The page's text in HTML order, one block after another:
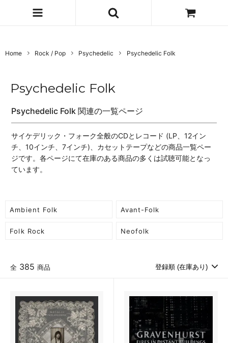
Home Rock / Pop Psychedelic Psychedelic Folk
Psychedelic Folk
Psychedelic Folk 関連の一覧ページ
サイケデリック・フォーク全般のCDとレコード (LP、12イン
チ、10インチ、7インチ)、カセットテープなどの商品一覧ペー
ジです。各ページにて在庫のある商品の多くは試聴可能となっ
ています。
Ambient Folk Avant-Folk
Folk Rock Neofolk
全 385 商品